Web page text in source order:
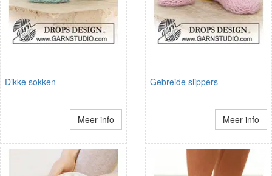
Dikke sokken
Meer info
Gebreide slippers
Meer info